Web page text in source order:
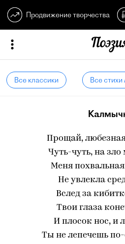
Продвижение творчества
Все классики Все
Прощай,
Чуть-чуть, на зло
Меня
Не увлекла
Вслед за
Твои глаза
И плосок нос, и
Ты не лепечешь